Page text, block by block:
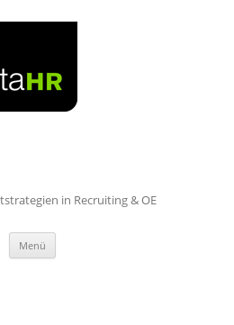
in Recruiting & OE
Menü